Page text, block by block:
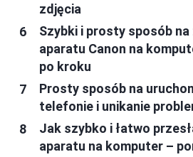
zdjęcia
Szybki i prosty sposób
aparatu Canon na
po kroku
Prosty sposób na
telefonie i unikanie
Jak szybko i łatwo
aparatu na komputer –